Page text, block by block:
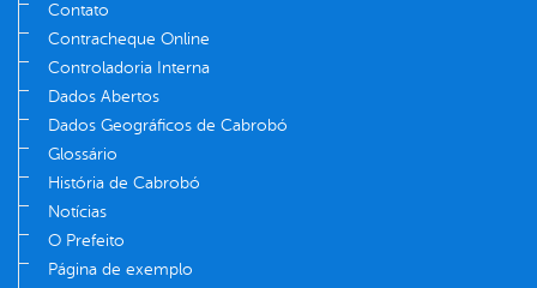
Contato
Contracheque Online
Controladoria Interna
Dados Abertos
Dados Geográficos de Cabrobó
Glossário
História de Cabrobó
Notícias
O Prefeito
Página de exemplo